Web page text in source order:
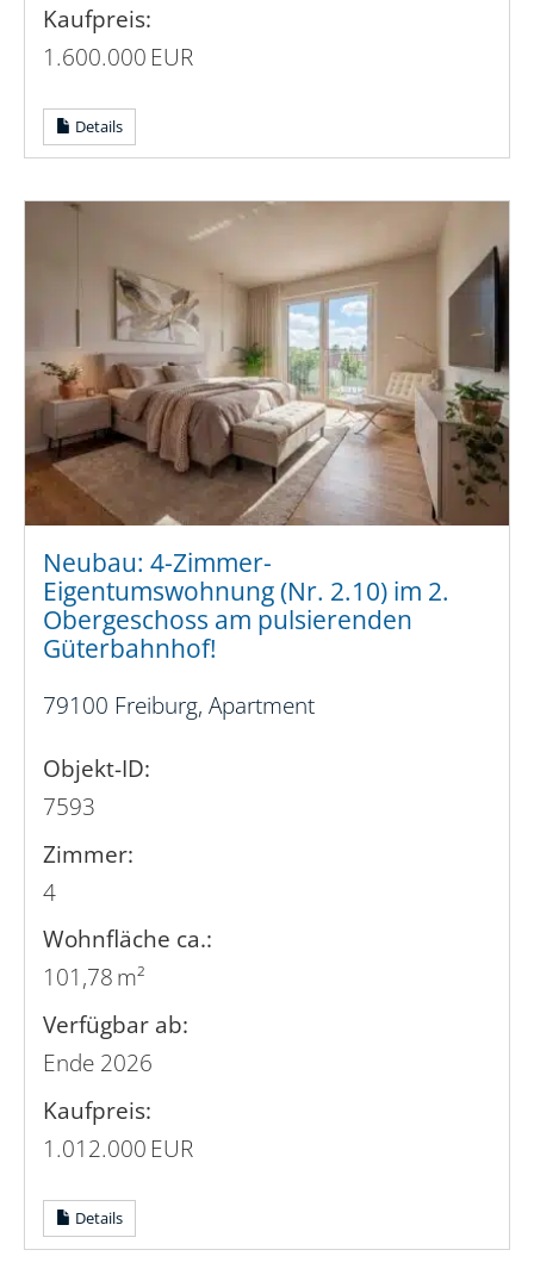
Kaufpreis:
1.600.000 EUR
Details
Neubau: 4-Zimmer-
Eigentumswohnung (Nr. 2.10) im 2.
Obergeschoss am pulsierenden
Güterbahnhof!
79100 Freiburg, Apartment
Objekt-ID:
7593
Zimmer:
4
Wohnfläche ca.:
101,78 m²
Verfügbar ab:
Ende 2026
Kaufpreis:
1.012.000 EUR
Details